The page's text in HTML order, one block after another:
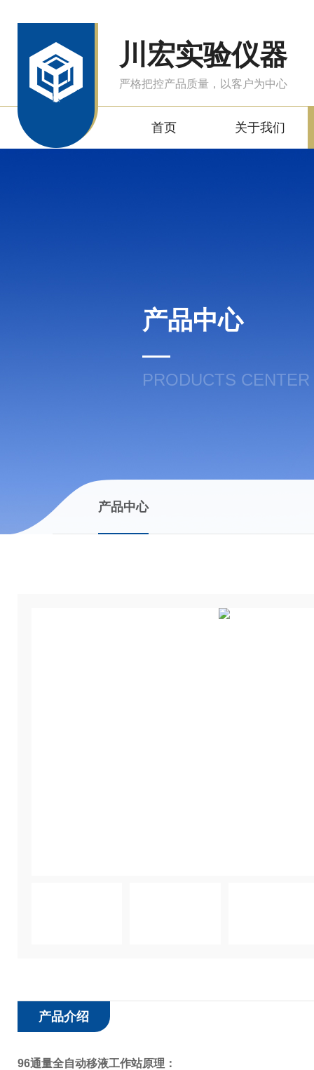
川宏实验仪器
严格把控产品质量，以客户为中心
首页 关于我们
产品中心
PRODUCTS CENTER
产品中心
产品介绍
96通量全自动移液工作站原理：